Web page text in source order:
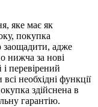
яке має як
покупка
заощадити, адже
нижча за нові
перевірений
необхідні функції
здійснена в
гарантію.